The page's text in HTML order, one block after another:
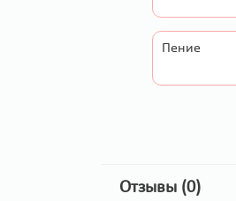
Пение
Отзывы (0)